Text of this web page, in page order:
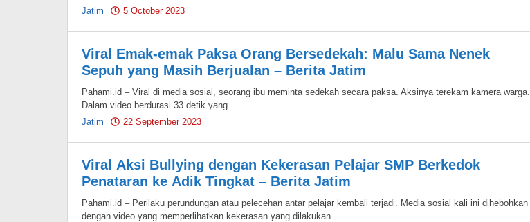
Jatim
5 October 2023
Viral Emak-emak Paksa Orang Bersedekah: Malu Sama Nenek
Sepuh yang Masih Berjualan – Berita Jatim
Pahami.id – Viral di media sosial, seorang ibu meminta sedekah secara paksa. Aksinya terekam kamera warga.
Dalam video berdurasi 33 detik yang
Jatim
22 September 2023
Viral Aksi Bullying dengan Kekerasan Pelajar SMP Berkedok
Penataran ke Adik Tingkat – Berita Jatim
Pahami.id – Perilaku perundungan atau pelecehan antar pelajar kembali terjadi. Media sosial kali ini dihebohkan
dengan video yang memperlihatkan kekerasan yang dilakukan